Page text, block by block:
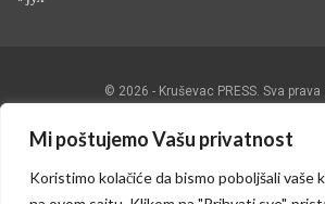
Mi poštujemo Vašu privatnost
Koristimo kolačiće da bismo poboljšali vaše
© 2026 - Kruševac PRESS. Sva prava